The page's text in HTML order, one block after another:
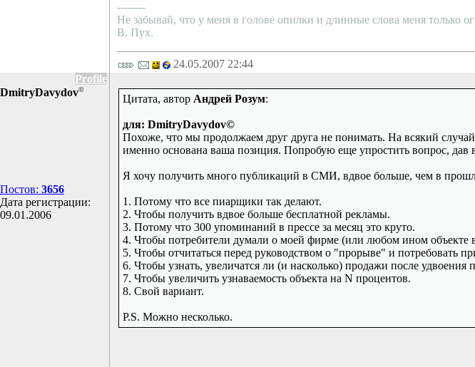
--------
Не забывай, что у меня в голове опилки и длинные слова меня только
В. Пух.
24.05.2007 22:44
Profile
DmitryDavydov©
Постов: 3656
Дата регистрации:
09.01.2006
Цитата, автор Андрей Розум:
для: DmitryDavydov©
Похоже, что мы продолжаем друг друга не понимать. На всякий
именно основана ваша позиция. Попробую еще упростить вопрос, дав
Я хочу получить много публикаций в СМИ, вдвое больше, чем в
1. Потому что все пиарщики так делают.
2. Чтобы получить вдвое больше бесплатной рекламы.
3. Потому что 300 упоминаний в прессе за месяц это круто.
4. Чтобы потребители думали о моей фирме (или любом ином объекте
5. Чтобы отчитаться перед руководством о "прорыве" и потребовать
6. Чтобы узнать, увеличатся ли (и насколько) продажи после удвоения
7. Чтобы увеличить узнаваемость объекта на N процентов.
8. Свой вариант.
P.S. Можно несколько.